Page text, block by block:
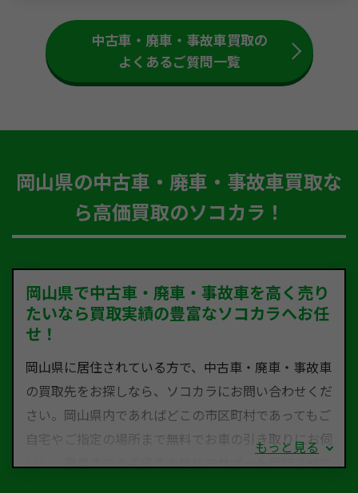
中古車・廃車・事故車買取の
よくあるご質問一覧
岡山県の中古車・廃車・事故車買取な
ら高価買取のソコカラ！
岡山県で中古車・廃車・事故車を高く売り
たいなら買取実績の豊富なソコカラへお任
せ！
岡山県に居住されている方で、中古車・廃車・事故車
の買取先をお探しなら、ソコカラにお問い合わせくだ
さい。岡山県内であればどこの市区町村であってもご
自宅やご指定の場所まで無料でお車の引き取りにお伺
いし、廃車までの手続きを無料でサポート代行させて
もっと見る